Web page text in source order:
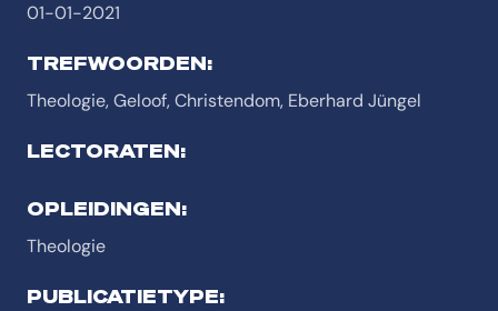
01-01-2021
TREFWOORDEN:
Theologie, Geloof, Christendom, Eberhard Jüngel
LECTORATEN:
OPLEIDINGEN:
Theologie
PUBLICATIETYPE: